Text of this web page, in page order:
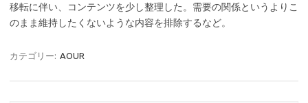
移転に伴い、コンテンツを少し整理した。需要の関係というよりこ
のまま維持したくないような内容を排除するなど。
カテゴリー: AOUR